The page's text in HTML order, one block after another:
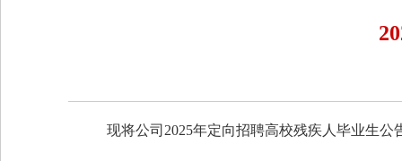
现将公司 2025年定向招聘高校残疾人毕业生公